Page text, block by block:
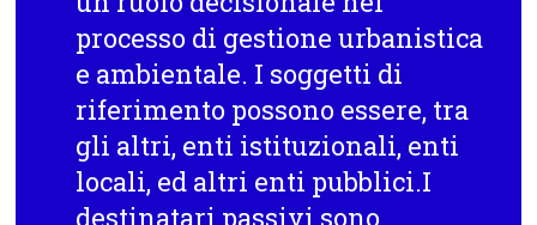
processo di gestione urbanistica
e ambientale. I soggetti di
riferimento possono essere, tra
gli altri, enti istituzionali, enti
locali, ed altri enti pubblici.I
destinatari passivi sono